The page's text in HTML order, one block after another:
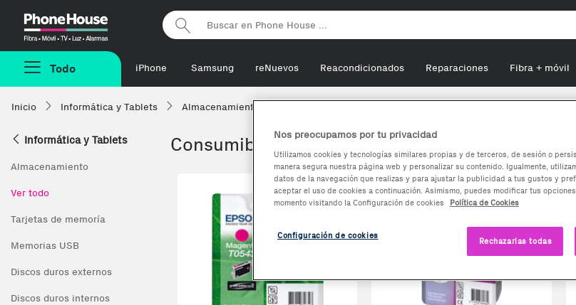
Phonehouse
Todo iPhone Samsung reNuevos Reacondicionados Reparaciones Fibra + móvil
Inicio Informática y Tablets Almacenamiento
Informática y Tablets
Almacenamiento
Ver todo
Tarjetas de memoría
Memorias USB
Discos duros externos
Discos duros internos
Consumibles ópticosNos preocupamos por tu privacidad
Utilizamos cookies y tecnologías similares propias y de terceros, de sesión o
manera segura nuestra página web y personalizar su contenido. Igualmente,
datos de la navegación que realizas y para ajustar la publicidad a tus gustos y
aceptar el uso de cookies a continuación. Asimismo, puedes modificar tus
momento visitando la Configuración de cookies
Política de Cookies
Rechazarlas todas
Configuración de cookies